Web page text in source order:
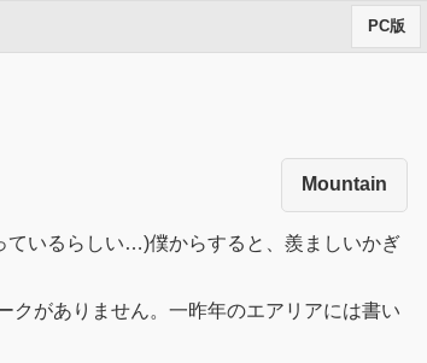
PC版
Mountain
ているらしい…)僕からすると、羨ましいかぎ
クがありません。一昨年のエアリアには書い